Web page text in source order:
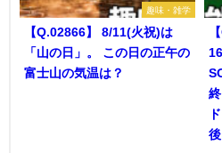
趣味・雑学
【Q.02866】 8/11(火祝)は
「山の日」。 この日の正午の
富士山の気温は？